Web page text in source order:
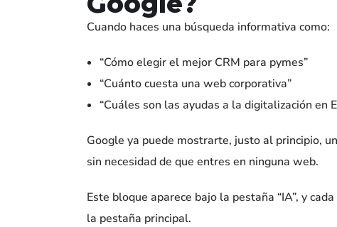
Cuando haces una búsqueda informativa como:
“Cómo elegir el mejor CRM para pymes”
“Cuánto cuesta una web corporativa”
“Cuáles son las ayudas a la digitalización en
Google ya puede mostrarte, justo al principio,
sin necesidad de que entres en ninguna web.
Este bloque aparece bajo la pestaña “IA”, y
la pestaña principal.